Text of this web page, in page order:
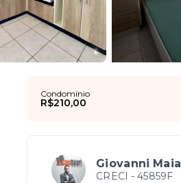
Condomínio
R$210,00
Giovanni Maia
CRECI - 45859F